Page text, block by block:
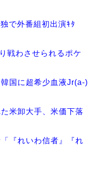
で外番組初出演ｷﾀ
戦わさせられるポケ
国に超希少血液Jr(a-)
米卸大手、米価下落
『れいわ信者』『れ